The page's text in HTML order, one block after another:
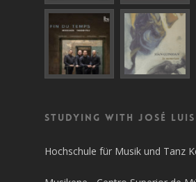
Studying with José Luis
Hochschule für Musik und Tanz